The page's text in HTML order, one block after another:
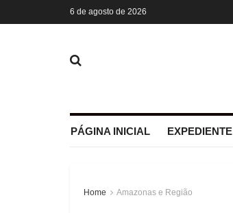
6 de agosto de 2026
PÁGINA INICIAL EXPEDIENTE
Home Amazonas e Região